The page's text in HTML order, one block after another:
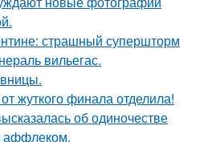
страшный супершторм
вильегас.
жуткого финала отделила!
об одиночестве
аффлеком.